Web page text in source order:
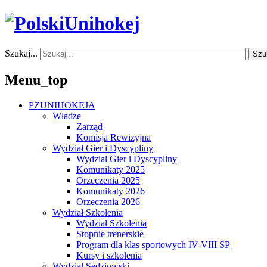
Szukaj...
Menu_top
PZUNIHOKEJA
Władze
Zarząd
Komisja Rewizyjna
Wydział Gier i Dyscypliny
Wydział Gier i Dyscypliny
Komunikaty 2025
Orzeczenia 2025
Komunikaty 2026
Orzeczenia 2026
Wydział Szkolenia
Wydział Szkolenia
Stopnie trenerskie
Program dla klas sportowych IV-VIII SP
Kursy i szkolenia